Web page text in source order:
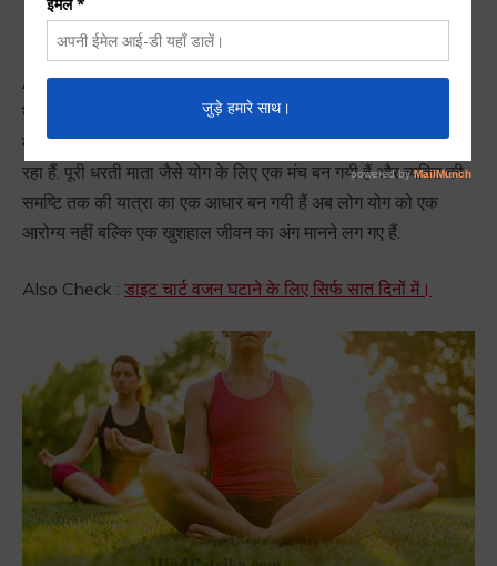
Diwas
Antrashtriya Yoga Diwas :ऐसा लग रहा हैं की पहलाअन्तराष्ट्रीय
योग दिवस
अभी अभी ही गया हैं क्यूंकि योग के प्रति जो उमंग और उत्साह
का माहौल बना हैं पूरा विश्व एक योग समाज के रूप में परिवर्तित होता दिख
रहा हैं. पूरी धरती माता जैसे योग के लिए एक मंच बन गयी हैं और व्यक्ति की
समष्टि तक की यात्रा का एक आधार बन गयी हैं अब लोग योग को एक
आरोग्य नहीं बल्कि एक खुशहाल जीवन का अंग मानने लग गए हैं.
Also Check : डाइट चार्ट वजन घटाने के लिए सिर्फ सात दिनों में।